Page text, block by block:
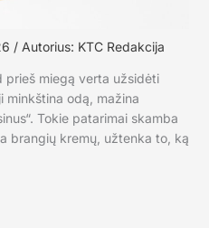
/ Autorius: KTC Redakcija
prieš miegą verta užsidėti
minkština odą, mažina
Tokie patarimai skamba
brangių kremų, užtenka to, ką